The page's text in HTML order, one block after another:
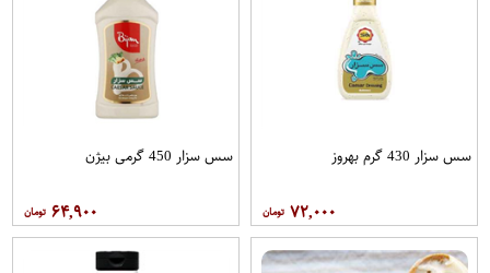
سس سزار 430 گرم بهروز
۷۲,۰۰۰
سس سزار 450 گرمی بیژن
۶۴,۹۰۰